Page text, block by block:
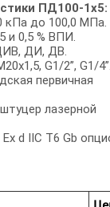
ПД100-1х5:
кПа до 100,0 МПа.
и 0,5 % ВПИ.
ДИ, ДВ.
G1/2”, G1/4”.
первичная
лазерной
d IIC T6 Gb